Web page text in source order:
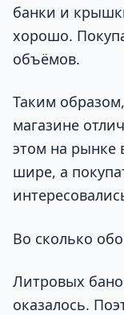
банки и
хорошо.
объёмов.
Таким
магазине
этом на рынке
шире, а
Во сколько
Литровых
оказалось.